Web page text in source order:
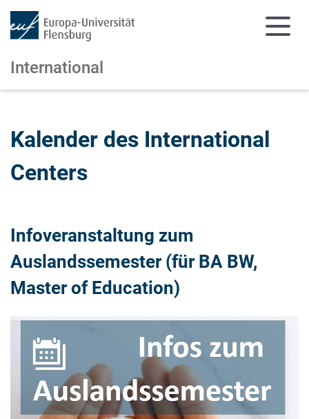
International
Kalender des International
Centers
Infoveranstaltung zum
Auslandssemester (für BA BW,
Master of Education)